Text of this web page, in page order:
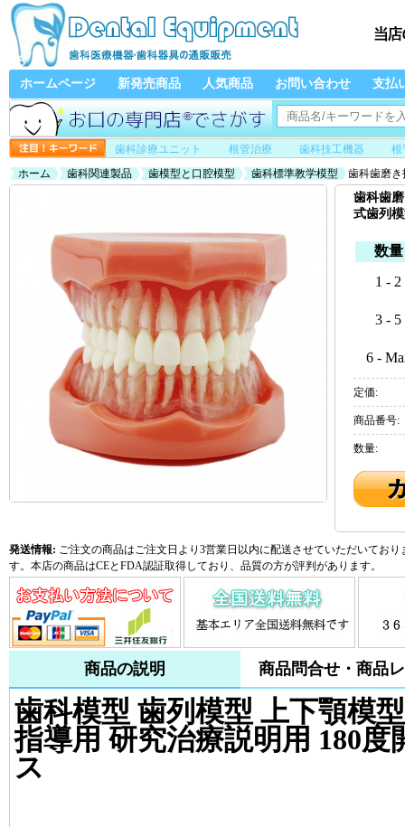
ホームページ 新発売商品 人気商品 お問い合わせ 支払
歯科診療ユニット 根管治療 歯科技工機器
根
ホーム
歯科関連製品 歯模型と口腔模型 歯科標準教学模型 歯科歯磨
歯科歯
式歯列
数量
1 - 2
3 - 5
6 -
定価:
商品番号:
数量:
発送情報: ご注文の商品はご注文日より3営業日以内に配送させていただいてお
す。本店の商品はCEとFDA認証取得しており、品質の方が評判があります。
商品の説明 商品問合せ・商品
歯科模型 歯列模型 上下顎模
指導用 研究治療説明用 180
ス